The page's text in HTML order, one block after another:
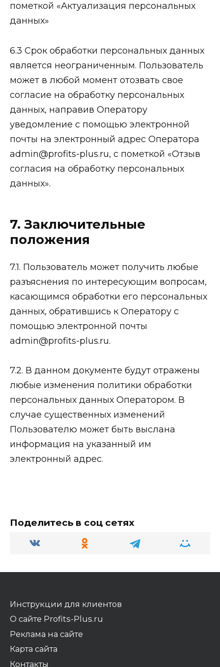
пометкой «Актуализация персональных
данных»
6.3 Срок обработки персональных данных
является неограниченным. Пользователь
может в любой момент отозвать свое
согласие на обработку персональных
данных, направив Оператору
уведомление с помощью электронной
почты на электронный адрес Оператора
admin@profits-plus.ru, с пометкой «Отзыв
согласия на обработку персональных
данных».
7. Заключительные
положения
7.1. Пользователь может получить любые
разъяснения по интересующим вопросам,
касающимся обработки его персональных
данных, обратившись к Оператору с
помощью электронной почты
admin@profits-plus.ru.
7.2. В данном документе будут отражены
любые изменения политики обработки
персональных данных Оператором. В
случае существенных изменений
Пользователю может быть выслана
информация на указанный им
электронный адрес.
Поделитесь в соц сетях
Инструкции для клиентов
О сайте Profits-Plus.ru
Реклама на сайте
Карта сайта
Контакты